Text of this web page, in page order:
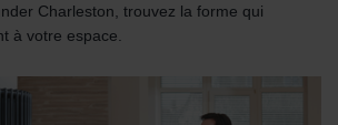
Charleston, trouvez la forme qui
à votre espace.